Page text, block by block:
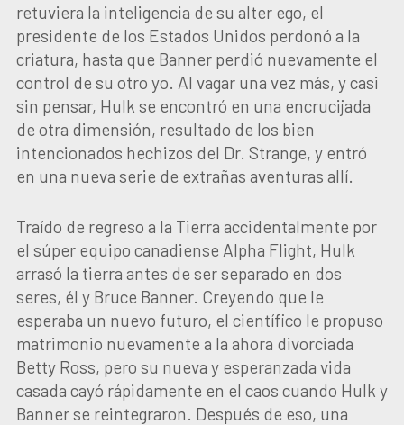
retuviera la inteligencia de su alter ego, el
presidente de los Estados Unidos perdonó a la
criatura, hasta que Banner perdió nuevamente el
control de su otro yo. Al vagar una vez más, y casi
sin pensar, Hulk se encontró en una encrucijada
de otra dimensión, resultado de los bien
intencionados hechizos del Dr. Strange, y entró
en una nueva serie de extrañas aventuras allí.
Traído de regreso a la Tierra accidentalmente por
el súper equipo canadiense Alpha Flight, Hulk
arrasó la tierra antes de ser separado en dos
seres, él y Bruce Banner. Creyendo que le
esperaba un nuevo futuro, el científico le propuso
matrimonio nuevamente a la ahora divorciada
Betty Ross, pero su nueva y esperanzada vida
casada cayó rápidamente en el caos cuando Hulk y
Banner se reintegraron. Después de eso, una